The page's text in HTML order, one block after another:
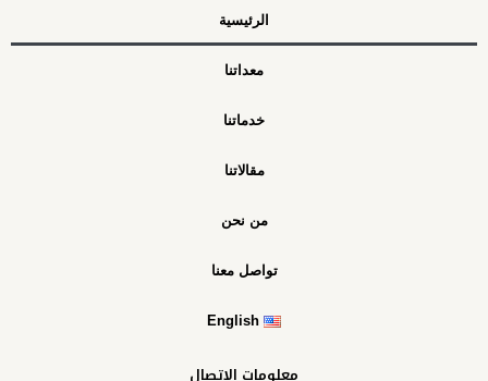
الرئيسية
معداتنا
خدماتنا
مقالاتنا
من نحن
تواصل معنا
English
معلومات الاتصال